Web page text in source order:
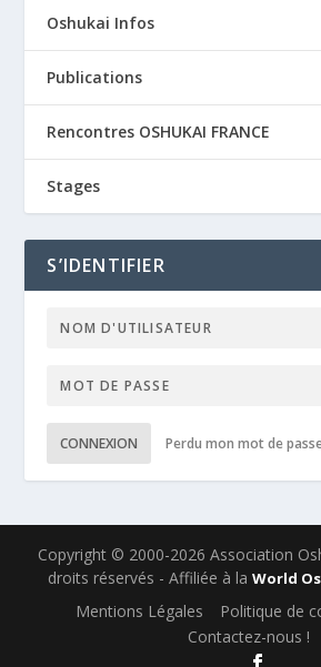
Oshukai Infos
Publications
Rencontres OSHUKAI FRANCE
Stages
S’IDENTIFIER
CONNEXION Perdu mon mot de
Copyright © 2000-2026 Association
droits réservés - Affiliée à la World
Mentions Légales
Politique de
Contactez-nous !